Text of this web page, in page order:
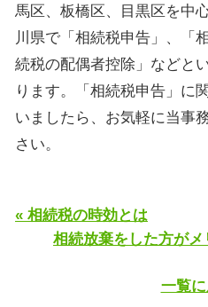
馬区、板橋区、目黒区を中
川県で「相続税申告」、「
続税の配偶者控除」などと
ります。「相続税申告」に
いましたら、お気軽に当事
さい。
« 相続税の時効とは
相続放棄をした方が
一覧